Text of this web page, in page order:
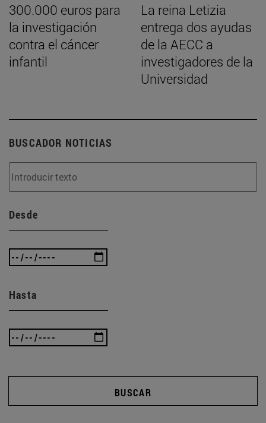
300.000 euros para
la investigación
contra el cáncer
infantil
La reina Letizia
entrega dos ayudas
de la AECC a
investigadores de la
Universidad
BUSCADOR NOTICIAS
Desde
Hasta
BUSCAR